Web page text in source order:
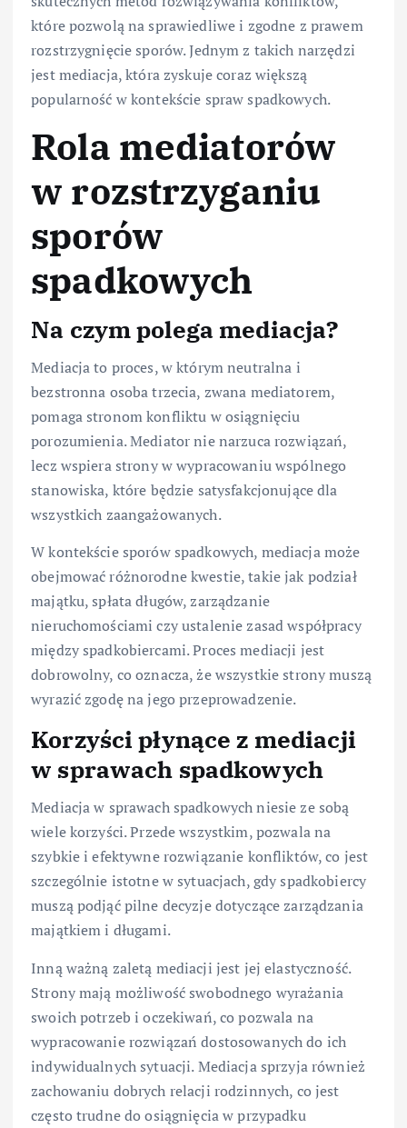
które pozwolą na sprawiedliwe i zgodne z prawem
rozstrzygnięcie sporów. Jednym z takich narzędzi
jest mediacja, która zyskuje coraz większą
popularność w kontekście spraw spadkowych.
Rola mediatorów
w rozstrzyganiu
sporów
spadkowych
Na czym polega mediacja?
Mediacja to proces, w którym neutralna i
bezstronna osoba trzecia, zwana mediatorem,
pomaga stronom konfliktu w osiągnięciu
porozumienia. Mediator nie narzuca rozwiązań,
lecz wspiera strony w wypracowaniu wspólnego
stanowiska, które będzie satysfakcjonujące dla
wszystkich zaangażowanych.
W kontekście sporów spadkowych, mediacja może
obejmować różnorodne kwestie, takie jak podział
majątku, spłata długów, zarządzanie
nieruchomościami czy ustalenie zasad współpracy
między spadkobiercami. Proces mediacji jest
dobrowolny, co oznacza, że wszystkie strony muszą
wyrazić zgodę na jego przeprowadzenie.
Korzyści płynące z mediacji
w sprawach spadkowych
Mediacja w sprawach spadkowych niesie ze sobą
wiele korzyści. Przede wszystkim, pozwala na
szybkie i efektywne rozwiązanie konfliktów, co jest
szczególnie istotne w sytuacjach, gdy spadkobiercy
muszą podjąć pilne decyzje dotyczące zarządzania
majątkiem i długami.
Inną ważną zaletą mediacji jest jej elastyczność.
Strony mają możliwość swobodnego wyrażania
swoich potrzeb i oczekiwań, co pozwala na
wypracowanie rozwiązań dostosowanych do ich
indywidualnych sytuacji. Mediacja sprzyja również
zachowaniu dobrych relacji rodzinnych, co jest
często trudne do osiągnięcia w przypadku